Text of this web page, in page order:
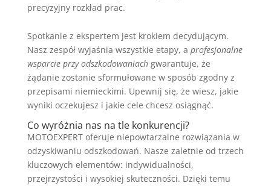
precyzyjny rozkład prac.
Spotkanie z ekspertem jest krokiem decydującym.
Nasz zespół wyjaśnia wszystkie etapy, a profesjonalne
wsparcie przy odszkodowaniachgwarantuje, że
żądanie zostanie sformułowane w sposób zgodny z
przepisami niemieckimi. Upewnij się, że wiesz, jakie
wyniki oczekujesz i jakie cele chcesz osiągnąć.
Co wyróżnia nas na tle konkurencji?
MOTOEXPERT oferuje niepowtarzalne rozwiązania w
odzyskiwaniu odszkodowań. Nasze zaletnie od trzech
kluczowych elementów: indywidualności,
przejrzystości i wysokiej skuteczności. Dzięki temu